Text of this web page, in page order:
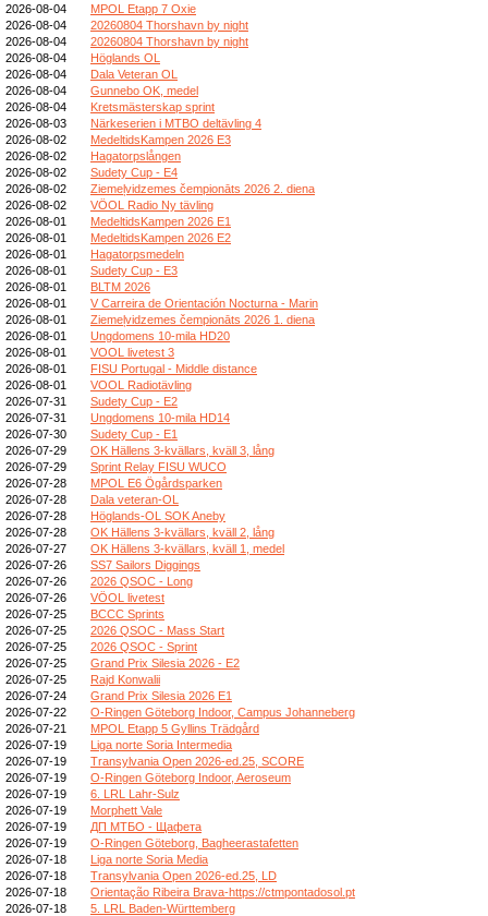
2026-08-04
MPOL Etapp 7 Oxie
2026-08-04
20260804 Thorshavn by night
2026-08-04
20260804 Thorshavn by night
2026-08-04
Höglands OL
2026-08-04
Dala Veteran OL
2026-08-04
Gunnebo OK, medel
2026-08-04
Kretsmästerskap sprint
2026-08-03
Närkeserien i MTBO deltävling 4
2026-08-02
MedeltidsKampen 2026 E3
2026-08-02
Hagatorpslången
2026-08-02
Sudety Cup - E4
2026-08-02
Ziemeļvidzemes čempionāts 2026 2. diena
2026-08-02
VÖOL Radio Ny tävling
2026-08-01
MedeltidsKampen 2026 E1
2026-08-01
MedeltidsKampen 2026 E2
2026-08-01
Hagatorpsmedeln
2026-08-01
Sudety Cup - E3
2026-08-01
BLTM 2026
2026-08-01
V Carreira de Orientación Nocturna - Marin
2026-08-01
Ziemeļvidzemes čempionāts 2026 1. diena
2026-08-01
Ungdomens 10-mila HD20
2026-08-01
VOOL livetest 3
2026-08-01
FISU Portugal - Middle distance
2026-08-01
VOOL Radiotävling
2026-07-31
Sudety Cup - E2
2026-07-31
Ungdomens 10-mila HD14
2026-07-30
Sudety Cup - E1
2026-07-29
OK Hällens 3-kvällars, kväll 3, lång
2026-07-29
Sprint Relay FISU WUCO
2026-07-28
MPOL E6 Ögårdsparken
2026-07-28
Dala veteran-OL
2026-07-28
Höglands-OL SOK Aneby
2026-07-28
OK Hällens 3-kvällars, kväll 2, lång
2026-07-27
OK Hällens 3-kvällars, kväll 1, medel
2026-07-26
SS7 Sailors Diggings
2026-07-26
2026 QSOC - Long
2026-07-26
VÖOL livetest
2026-07-25
BCCC Sprints
2026-07-25
2026 QSOC - Mass Start
2026-07-25
2026 QSOC - Sprint
2026-07-25
Grand Prix Silesia 2026 - E2
2026-07-25
Rajd Konwalii
2026-07-24
Grand Prix Silesia 2026 E1
2026-07-22
O-Ringen Göteborg Indoor, Campus Johanneberg
2026-07-21
MPOL Etapp 5 Gyllins Trädgård
2026-07-19
Liga norte Soria Intermedia
2026-07-19
Transylvania Open 2026-ed.25, SCORE
2026-07-19
O-Ringen Göteborg Indoor, Aeroseum
2026-07-19
6. LRL Lahr-Sulz
2026-07-19
Morphett Vale
2026-07-19
ДП МТБО - Щафета
2026-07-19
O-Ringen Göteborg, Bagheerastafetten
2026-07-18
Liga norte Soria Media
2026-07-18
Transylvania Open 2026-ed.25, LD
2026-07-18
Orientação Ribeira Brava-https://ctmpontadosol.pt
2026-07-18
5. LRL Baden-Württemberg